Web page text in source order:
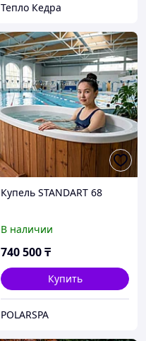
Тепло Кедра
Купель STANDART 68
В наличии
740 500₸
Купить
POLARSPA